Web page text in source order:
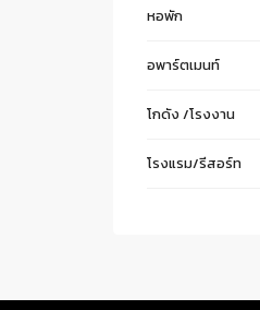
หอพัก
อพาร์ตเมนท์
โกดัง /โรงงาน
โรงแรม/รีสอร์ท